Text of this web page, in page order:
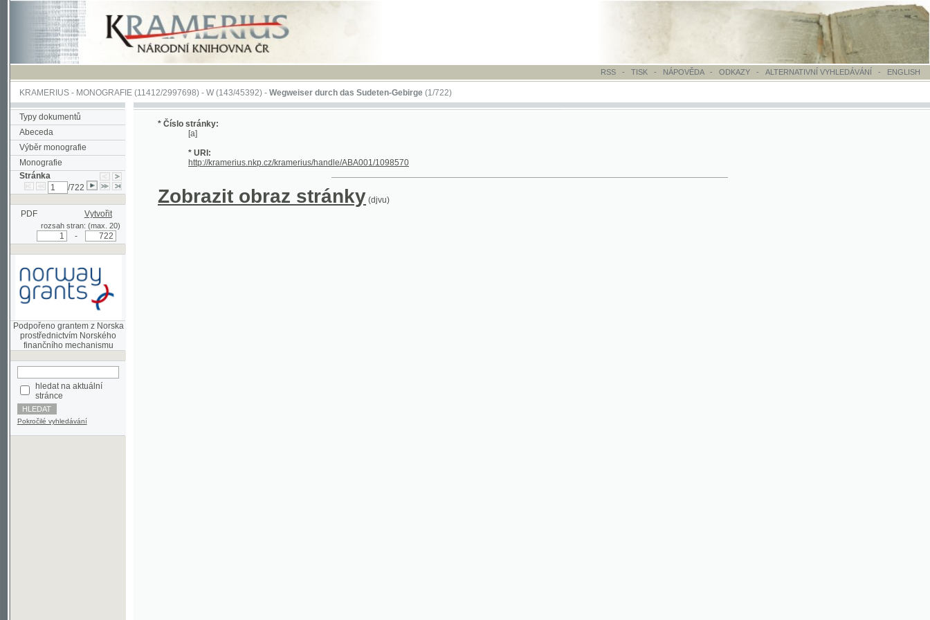
RSS - TISK-NÁPOVĚDA - ODKAZY - ALTERNATIVNÍ VYHLEDÁVÁNÍ- ENGLISH
KRAMERIUS-MONOGRAFIE(11412/2997698) -W (143/45392)-Wegweiser durch das Sudeten-Gebirge(1/722)
Typy dokumentů
Abeceda
Výběr monografie
Monografie
Stránka
/722
PDF Vytvořit
rozsah stran: (max. 20)
Podpořeno grantem z Norska
prostřednictvím Norského
hledat na aktuální
stránce
Pokročilé vyhledávání
* Číslo stránky:
[a]
* URI:
http://kramerius.nkp.cz/kramerius/handle/ABA001/1098570
Zobrazit obraz stránky